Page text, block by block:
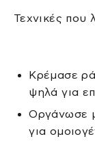
Τεχνικές που
Κρέμασε
ψηλά για
Οργάνωσε
για